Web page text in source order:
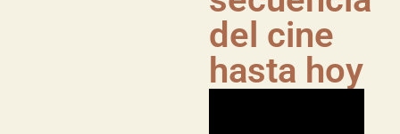
del cine
hasta hoy